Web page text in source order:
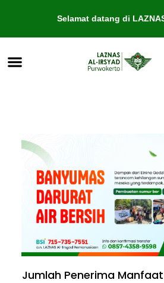
Selamat datang di LAZNAS
Jumlah Penerima